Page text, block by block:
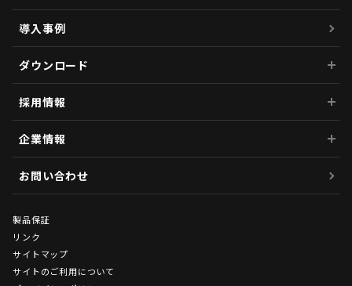
導入事例
ダウンロード
採用情報
企業情報
お問い合わせ
製品保証
リンク
サイトマップ
サイトのご利用について